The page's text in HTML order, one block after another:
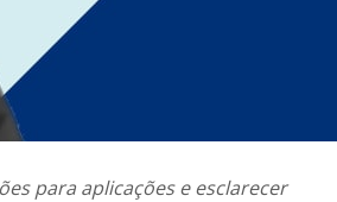
para aplicações e esclarecer